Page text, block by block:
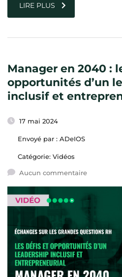
LIRE PLUS
Manager en 2040 :
opportunités d’un
inclusif et
17 mai 2024
Envoyé par : ADeIOS
Catégorie: Vidéos
Aucun commentaire